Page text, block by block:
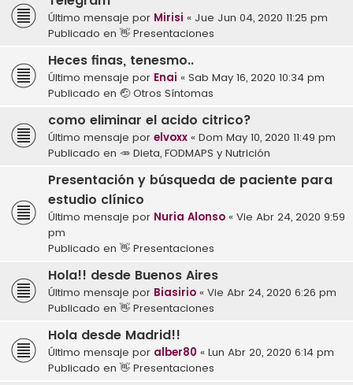
Último mensaje por Mirisi « Jue Jun 04, 2020 11:25 pm
Publicado en 👋 Presentaciones
Heces finas, tenesmo..
Último mensaje por Enai « Sab May 16, 2020 10:34 pm
Publicado en 🤕 Otros Síntomas
como eliminar el acido citrico?
Último mensaje por elvoxx « Dom May 10, 2020 11:49 pm
Publicado en 🥕 Dieta, FODMAPS y Nutrición
Presentación y búsqueda de paciente para
estudio clínico
Último mensaje por Nuria Alonso « Vie Abr 24, 2020 9:59
pm
Publicado en 👋 Presentaciones
Hola!! desde Buenos Aires
Último mensaje por Biasirio « Vie Abr 24, 2020 6:26 pm
Publicado en 👋 Presentaciones
Hola desde Madrid!!
Último mensaje por alber80 « Lun Abr 20, 2020 6:14 pm
Publicado en 👋 Presentaciones